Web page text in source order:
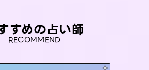
すめの占い師
RECOMMEND